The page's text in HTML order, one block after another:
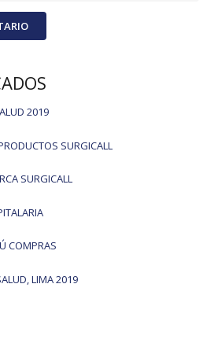
2019
SURGICALL
SURGICALL
COMPRAS
LIMA 2019